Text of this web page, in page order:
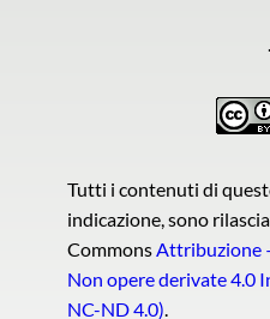
Tutti i contenuti di
indicazione, sono
Commons Attribuzione
Non opere derivate 4.0
NC-ND 4.0)